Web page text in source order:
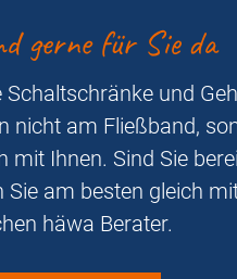
gerne für Sie da
Schaltschränke und
nicht am Fließband,
mit Ihnen. Sind Sie
Sie am besten gleich
häwa Berater.